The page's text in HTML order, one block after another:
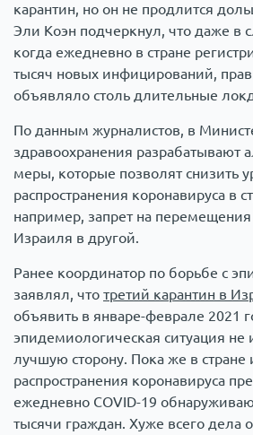
карантин, но он не продлится
Эли Коэн подчеркнул, что даже в
когда ежедневно в стране
тысяч новых инфицирований,
объявляло столь длительные
По данным журналистов, в
здравоохранения разрабатывают
меры, которые позволят снизить
распространения коронавируса в
например, запрет на
Израиля в другой.
Ранее координатор по борьбе с
заявлял, что третий карантин в
объявить в январе-феврале 2021
эпидемиологическая ситуация не
лучшую сторону. Пока же в стране
распространения коронавируса
ежедневно COVID-19
тысячи граждан. Хуже всего дела